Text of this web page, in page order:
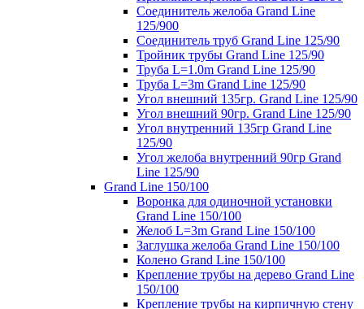
Соединитель желоба Grand Line
125/900
Соединитель труб Grand Line 125/90
Тройник трубы Grand Line 125/90
Труба L=1.0m Grand Line 125/90
Труба L=3m Grand Line 125/90
Угол внешний 135гр. Grand Line 125/90
Угол внешний 90гр. Grand Line 125/90
Угол внутренний 135гр Grand Line
125/90
Угол желоба внутренний 90гр Grand
Line 125/90
Grand Line 150/100
Воронка для одиночной установки
Grand Line 150/100
Желоб L=3m Grand Line 150/100
Заглушка желоба Grand Line 150/100
Колено Grand Line 150/100
Крепление трубы на дерево Grand Line
150/100
Крепление трубы на кирпичную стену